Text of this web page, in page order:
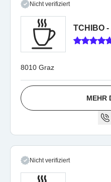
Nicht verifiziert
TCHIBO
8010 Graz
MEHR
Nicht verifiziert